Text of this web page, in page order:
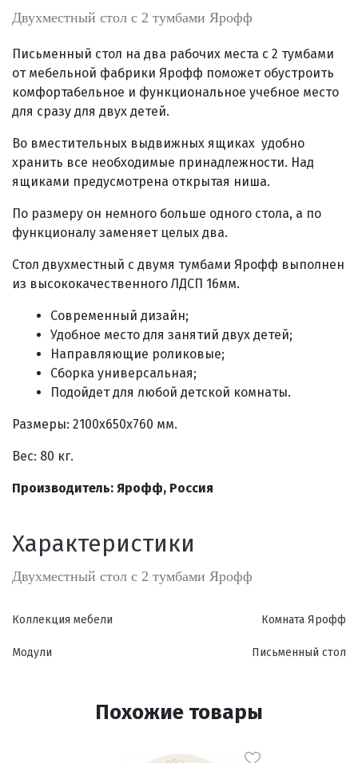
Двухместный стол с 2 тумбами Ярофф
Письменный стол на два рабочих места с 2 тумбами
от мебельной фабрики Ярофф поможет обустроить
комфортабельное и функциональное учебное место
для сразу для двух детей.
Во вместительных выдвижных ящиках удобно
хранить все необходимые принадлежности. Над
ящиками предусмотрена открытая ниша.
По размеру он немного больше одного стола, а по
функционалу заменяет целых два.
Стол двухместный с двумя тумбами Ярофф выполнен
из высококачественного ЛДСП 16мм.
Современный дизайн;
Удобное место для занятий двух детей;
Направляющие роликовые;
Сборка универсальная;
Подойдет для любой детской комнаты.
Размеры: 2100х650х760 мм.
Вес: 80 кг.
Производитель: Ярофф, Россия
Характеристики
Двухместный стол с 2 тумбами Ярофф
Коллекция мебели Комната Ярофф
Модули Письменный стол
Похожие товары